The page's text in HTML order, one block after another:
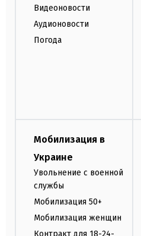
Видеоновости
Аудионовости
Погода
Мобилизация в
Украине
Увольнение с военной
службы
Мобилизация 50+
Мобилизация женщин
Контракт для 18-24-